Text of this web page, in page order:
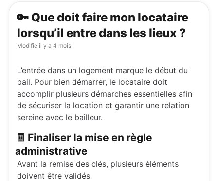
🔑 Que doit faire mon locataire
lorsqu’il entre dans les lieux ?
Modifié il y a 4 mois
L’entrée dans un logement marque le début du
bail. Pour bien démarrer, le locataire doit
accomplir plusieurs démarches essentielles afin
de sécuriser la location et garantir une relation
sereine avec le bailleur.
🧾 Finaliser la mise en règle
administrative
Avant la remise des clés, plusieurs éléments
doivent être validés.